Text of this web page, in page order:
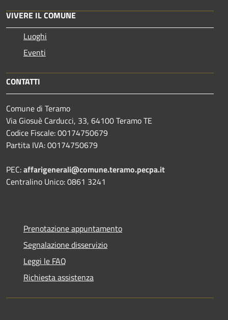
VIVERE IL COMUNE
Luoghi
Eventi
CONTATTI
Comune di Teramo
Via Giosuè Carducci, 33, 64100 Teramo TE
Codice Fiscale: 00174750679
Partita IVA: 00174750679
PEC:affarigenerali@comune.teramo.pecpa.it
Centralino Unico: 0861 3241
Prenotazione appuntamento
Segnalazione disservizio
Leggi le FAQ
Richiesta assistenza